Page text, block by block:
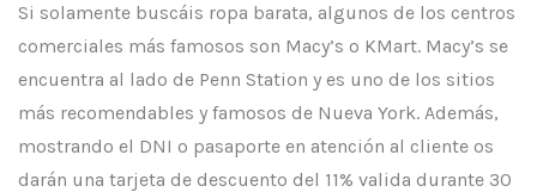
Si solamente buscáis ropa barata, algunos de los centros
comerciales más famosos son Macy’s o KMart. Macy’s se
encuentra al lado de Penn Station y es uno de los sitios
más recomendables y famosos de Nueva York. Además,
mostrando el DNI o pasaporte en atención al cliente os
darán una tarjeta de descuento del 11% valida durante 30